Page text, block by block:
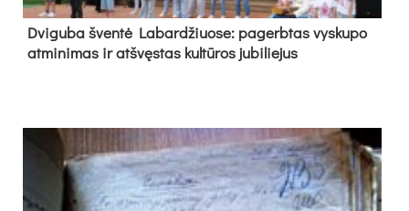
Dvi­gu­ba šven­tė La­bar­džiuo­se: pa­gerb­tas vys­ku­po
at­mi­ni­mas ir at­švęs­tas kul­tū­ros ju­bi­lie­jus